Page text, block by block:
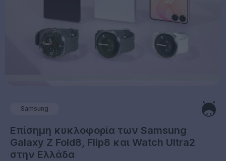
Samsung
Επίσημη κυκλοφορία των Samsung
Galaxy Z Fold8, Flip8 και Watch Ultra2
στην Ελλάδα